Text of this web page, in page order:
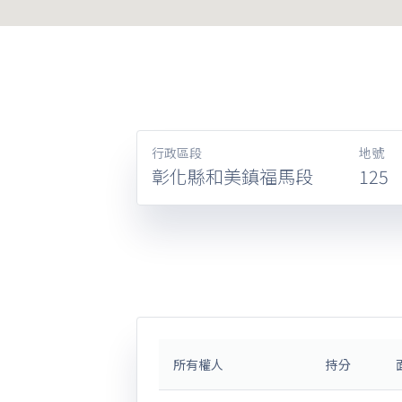
行政區段
彰化縣和美鎮福馬段
地號
125
所有權人 持分